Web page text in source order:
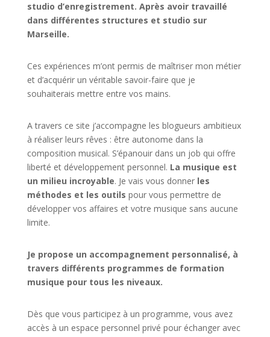
studio d’enregistrement. Après avoir travaillé
dans différentes structures et studio sur
Marseille.
Ces expériences m’ont permis de maîtriser mon métier
et d’acquérir un véritable savoir-faire que je
souhaiterais mettre entre vos mains.
A travers ce site j’accompagne les blogueurs ambitieux
à réaliser leurs rêves : être autonome dans la
composition musical. S’épanouir dans un job qui offre
liberté et développement personnel. La musique est
un milieu incroyable. Je vais vous donner les
méthodes et les outils pour vous permettre de
développer vos affaires et votre musique sans aucune
limite.
Je propose un accompagnement personnalisé, à
travers différents programmes de formation
musique pour tous les niveaux.
Dès que vous participez à un programme, vous avez
accès à un espace personnel privé pour échanger avec